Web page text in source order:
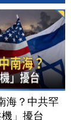
海？中共罕
」擾台